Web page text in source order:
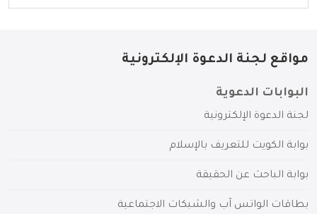
مواقع لجنة الدعوة الإلكترونية
البوابات الدعوية
لجنة الدعوة الإلكترونية
بوابة الكويت للتعريف بالإسلام
بوابة الباحث عن الحقيقة
بطاقات الواتس آب والشبكات الاجتماعية